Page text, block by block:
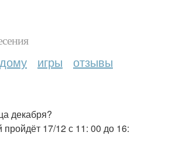
игры отзывы
декабря?
17/12 с 11: 00 до 16: